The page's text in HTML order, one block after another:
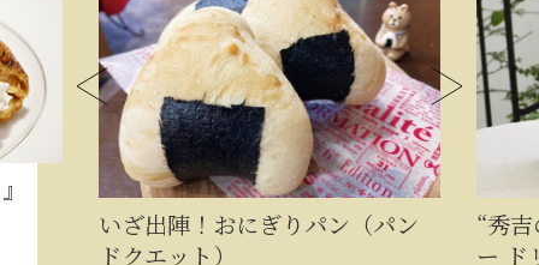
いざ出陣！おにぎりパン（パン
ドクエット）
“秀
ー ド